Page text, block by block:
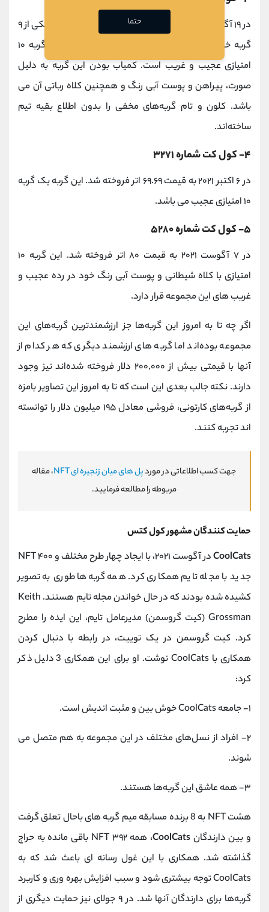
در ۱۹‌ آگوست‌ ۲۰۲۱، به قیمت ۱۱۰ اتر فروخته شد. این گربه یکی از ۹
گربه خاص و به ‌اصطلاح مخفی پروژه و همچنین یک گربه ۱۰
امتیازی عجیب ‌و غریب است. کمیاب بودن این گربه به ‌دلیل
صورت، پیراهن و پوست آبی‌ رنگ و همچنین کلاه رباتی آن می
باشد. کلون و تام گربه‌های مخفی را بدون اطلاع بقیه تیم
ساخته‌اند.
۴- کول کت شماره ۳۲۷۱
در ۶‌ اکتبر‌ ۲۰۲۱ به قیمت ۶۹.۶۹ اتر فروخته شد. این گربه یک گربه
۱۰ امتیازی عجیب می باشد.
۵- کول کت شماره ۵۲۸۰
امتیازی با کلاه شیطانی و پوست آبی ‌رنگ خود در رده عجیب‌ و
غریب‌ های این مجموعه قرار دارد.
اگر چه تا‌ به ‌امروز این گربه‌ها جز ارزشمندترین گربه‌های این
مجموعه بوده‌اند اما گربه های ارزشمند دیگری که هر کدام از
آنها با قیمتی بیش از ۲۰۰,۰۰۰ دلار فروخته شده‌اند نیز وجود
دارند. نکته جالب بعدی این است که تا به ‌امروز این تصاویر بامزه
از گربه‌های کارتونی، فروشی معادل ۱۹۵‌ میلیون دلار را توانسته
اند تجربه کنند.
جهت کسب اطلاعاتی در موردپل های میان زنجیره ای NFT
، مقاله
مربوطه را مطالعه فرمایید.
حمایت‌ کنندگان مشهور کول‌ کتس‌
CoolCats
در آگوست‌ ۲۰۲۱، با ایجاد چهار طرح مختلف و ۴۰۰ NFT
جدید با مجله تایم همکاری کرد. همه گربه‌ها طوری به ‌تصویر
کشیده شده بودند که در حال خواندن مجله تایم هستند. Keith
Grossman (کیت گروسمن) مدیرعامل تایم، این ایده را مطرح
کرد. کیت گروسمن در یک توییت، در رابطه با دنبال کردن
همکاری با CoolCats نوشت. او برای این همکاری 3 دلیل ذکر
کرد:
۱- جامعه‌ CoolCats خوش ‌بین و مثبت‌ اندیش است.
۲- افراد از نسل‌های مختلف در این مجموعه به‌ هم متصل می
شوند.
۳- همه عاشق این گربه‌ها هستند.
هشت NFT به 8 برنده مسابقه میم گربه های باحال تعلق گرفت
و بین دارندگانCoolCats،
همه ۳۹۲ NFT باقی ‌مانده به‌ حراج
گذاشته شد. همکاری با این غول رسانه‌ ای باعث شد که به
CoolCats توجه بیشتری شود و سبب افزایش بهره‌ وری و کاربرد
گربه‌‌ها برای دارندگان آنها شد. در ۹‌ جولای نیز حمایت دیگری از
حتما